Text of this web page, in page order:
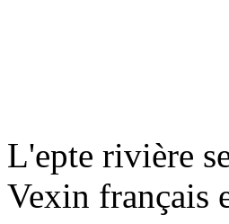
L'epte rivière
Vexin français